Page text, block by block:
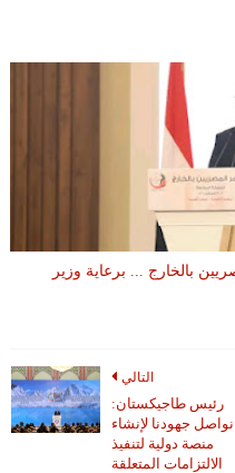
بالخارج ... برعاية وزير
التالي
رئيس طاجيكستان:
نواصل جهودنا لإنشاء
منصة دولية لتنفيذ
الالتزامات المتعلقة